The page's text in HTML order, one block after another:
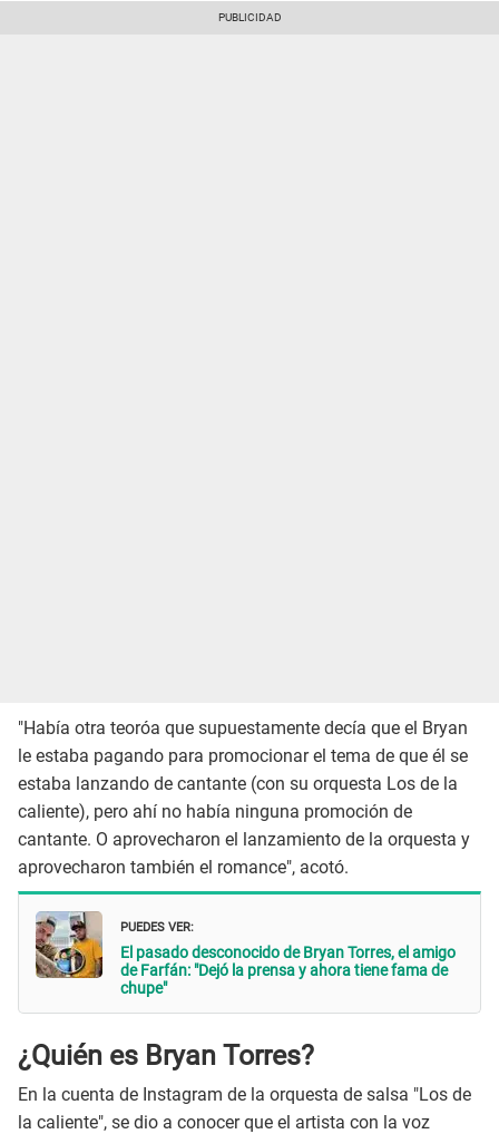
"Había otra teoróa que supuestamente decía que el Bryan
le estaba pagando para promocionar el tema de que él se
estaba lanzando de cantante (con su orquesta Los de la
caliente), pero ahí no había ninguna promoción de
cantante. O aprovecharon el lanzamiento de la orquesta y
aprovecharon también el romance", acotó.
PUEDES VER:
El pasado desconocido de Bryan Torres, el amigo
de Farfán: "Dejó la prensa y ahora tiene fama de
chupe"
¿Quién es Bryan Torres?
En la cuenta de Instagram de la orquesta de salsa "Los de
la caliente", se dio a conocer que el artista con la voz